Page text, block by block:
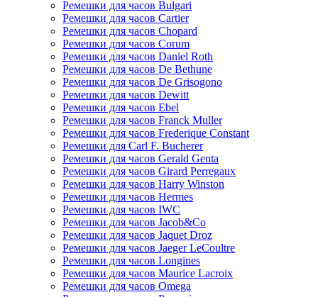
Ремешки для часов Bulgari
Ремешки для часов Cartier
Ремешки для часов Chopard
Ремешки для часов Corum
Ремешки для часов Daniel Roth
Ремешки для часов De Bethune
Ремешки для часов De Grisogono
Ремешки для часов Dewitt
Ремешки для часов Ebel
Ремешки для часов Franck Muller
Ремешки для часов Frederique Constant
Ремешки для Carl F. Bucherer
Ремешки для часов Gerald Genta
Ремешки для часов Girard Perregaux
Ремешки для часов Harry Winston
Ремешки для часов Hermes
Ремешки для часов IWC
Ремешки для часов Jacob&Co
Ремешки для часов Jaquet Droz
Ремешки для часов Jaeger LeCoultre
Ремешки для часов Longines
Ремешки для часов Maurice Lacroix
Ремешки для часов Omega